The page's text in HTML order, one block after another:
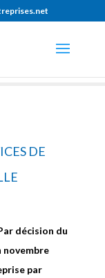
DE
décision du
novembre
par